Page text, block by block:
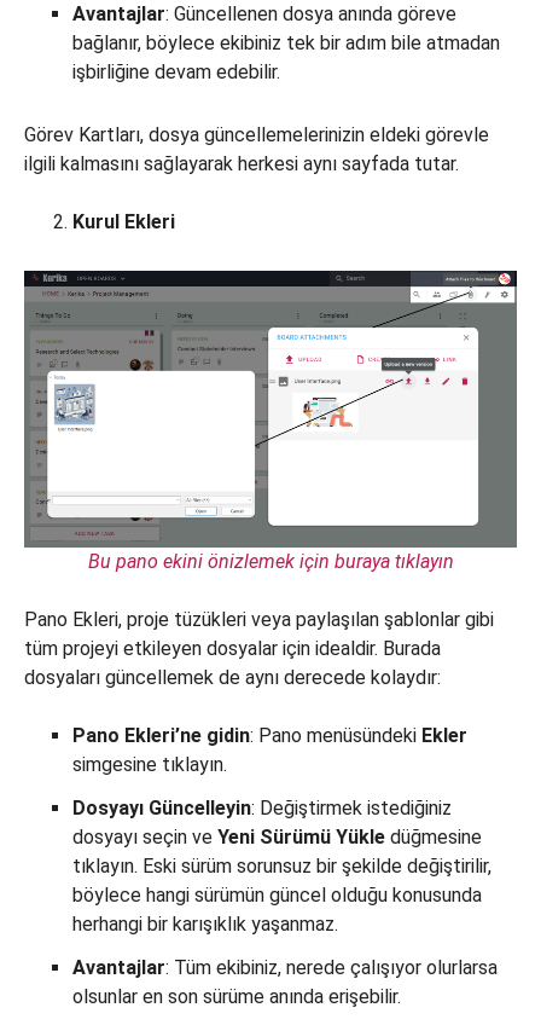
Avantajlar: Güncellenen dosya anında göreve
bağlanır, böylece ekibiniz tek bir adım bile atmadan
işbirliğine devam edebilir.
Görev Kartları, dosya güncellemelerinizin eldeki görevle
ilgili kalmasını sağlayarak herkesi aynı sayfada tutar.
Kurul Ekleri
Bu pano ekini önizlemek için buraya tıklayın
Pano Ekleri, proje tüzükleri veya paylaşılan şablonlar gibi
tüm projeyi etkileyen dosyalar için idealdir. Burada
dosyaları güncellemek de aynı derecede kolaydır:
Pano Ekleri’ne gidin: Pano menüsündeki Ekler
simgesine tıklayın.
Dosyayı Güncelleyin: Değiştirmek istediğiniz
dosyayı seçin ve Yeni Sürümü Yükle düğmesine
tıklayın. Eski sürüm sorunsuz bir şekilde değiştirilir,
böylece hangi sürümün güncel olduğu konusunda
herhangi bir karışıklık yaşanmaz.
Avantajlar: Tüm ekibiniz, nerede çalışıyor olurlarsa
olsunlar en son sürüme anında erişebilir.